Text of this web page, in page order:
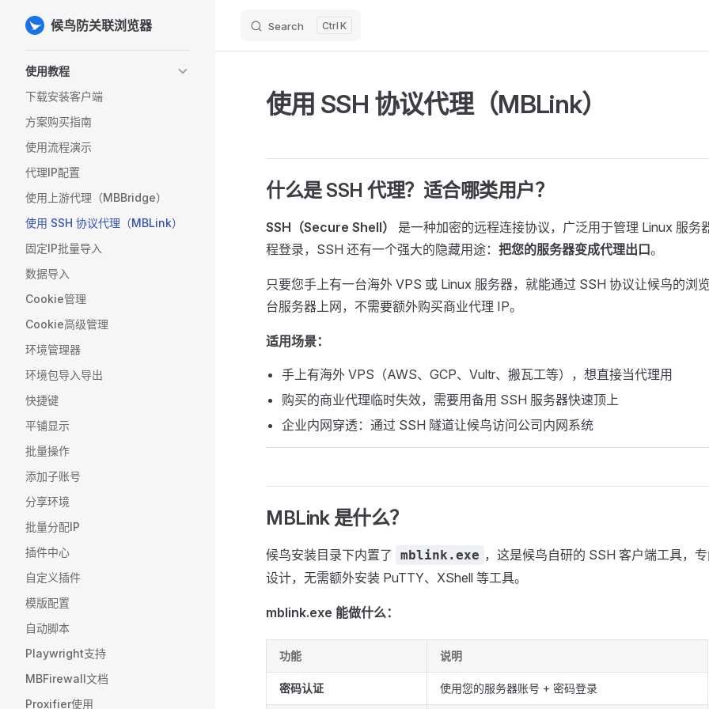
Skip to content
候鸟防关联浏览器 Search K
使用教程
下载安装客户端
方案购买指南
使用流程演示
代理IP配置
使用上游代理（MBBridge）
使用 SSH 协议代理（MBLink）
固定IP批量导入
数据导入
Cookie管理
Cookie高级管理
环境管理器
环境包导入导出
快捷键
平铺显示
批量操作
添加子账号
分享环境
批量分配IP
插件中心
自定义插件
模版配置
自动脚本
Playwright支持
MBFirewall文档
Proxifier使用
使用 SSH 协议代理（MBLink）
什么是 SSH 代理？适合哪类用户？
SSH（Secure Shell）
是一种加密的远程连接协议，广泛用于管理 Linux 服务
程登录，SSH 还有一个强大的隐藏用途： 把您的服务器变成代理出口。
只要您手上有一台海外 VPS 或 Linux 服务器，就能通过 SSH 协议让候鸟的浏
台服务器上网，不需要额外购买商业代理 IP。
适用场景：
手上有海外 VPS（AWS、GCP、Vultr、搬瓦工等），想直接当代理用
购买的商业代理临时失效，需要用备用 SSH 服务器快速顶上
企业内网穿透：通过 SSH 隧道让候鸟访问公司内网系统
MBLink 是什么？
候鸟安装目录下内置了 mblink.exe ，这是候鸟自研的 SSH 客户端工具，
设计，无需额外安装 PuTTY、XShell 等工具。
mblink.exe 能做什么：
功能 说明
密码认证 使用您的服务器账号 + 密码登录